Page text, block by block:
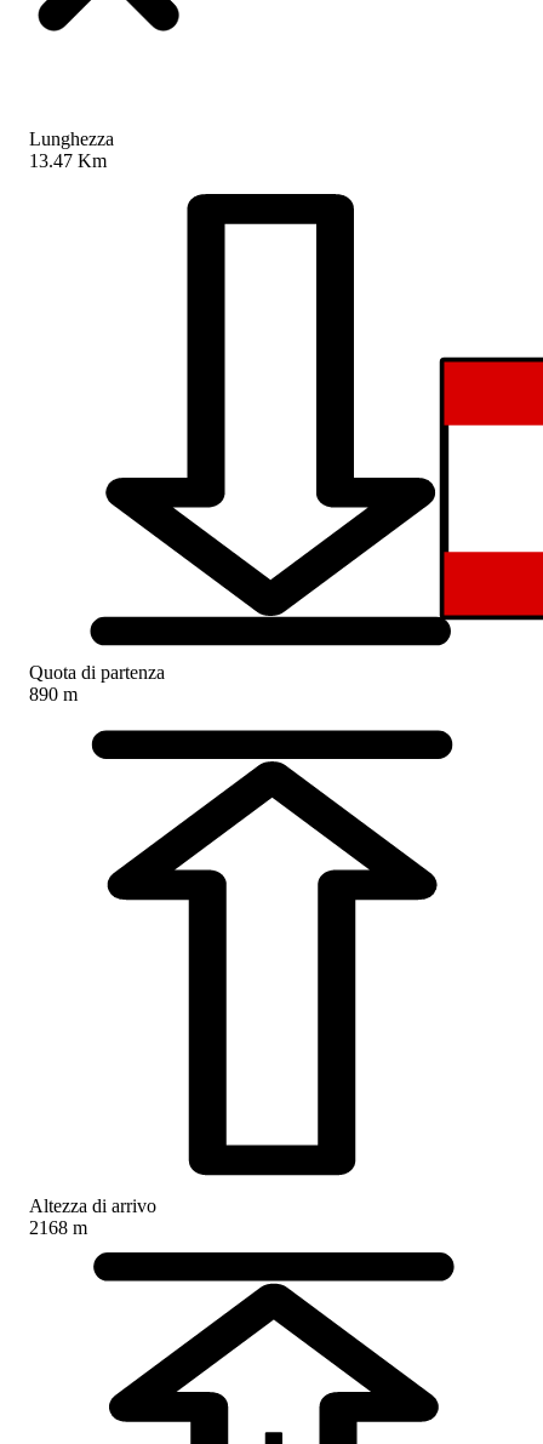
Lunghezza
13.47 Km
Quota di partenza
890 m
Altezza di arrivo
2168 m